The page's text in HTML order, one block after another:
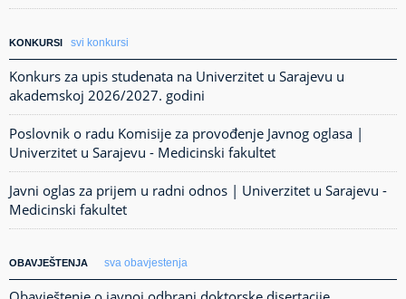
KONKURSI svi konkursi
Konkurs za upis studenata na Univerzitet u Sarajevu u
akademskoj 2026/2027. godini
Poslovnik o radu Komisije za provođenje Javnog oglasa |
Univerzitet u Sarajevu - Medicinski fakultet
Javni oglas za prijem u radni odnos | Univerzitet u Sarajevu -
Medicinski fakultet
OBAVJEŠTENJA sva obavjestenja